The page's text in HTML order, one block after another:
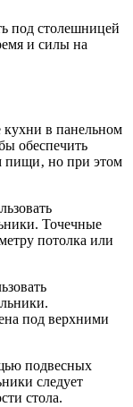
под столешницей
и силы на
в панельном
обеспечить
пищи‚ но при этом
Точечные
потолка или
под верхними
подвесных
следует
стола.